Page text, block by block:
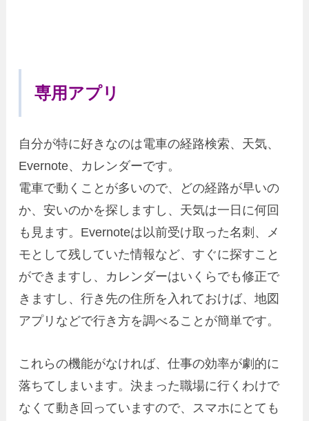
専用アプリ
自分が特に好きなのは電車の経路検索、天気、
Evernote、カレンダーです。
電車で動くことが多いので、どの経路が早いの
か、安いのかを探しますし、天気は一日に何回
も見ます。Evernoteは以前受け取った名刺、メ
モとして残していた情報など、すぐに探すこと
ができますし、カレンダーはいくらでも修正で
きますし、行き先の住所を入れておけば、地図
アプリなどで行き方を調べることが簡単です。
これらの機能がなければ、仕事の効率が劇的に
落ちてしまいます。決まった職場に行くわけで
なくて動き回っていますので、スマホにとても